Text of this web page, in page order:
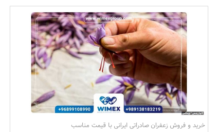
بانک، بیمه و سرمایه
مسکن و ساختمان
خرید و فروش زعفران صادراتی ایرانی با قیمت مناسب